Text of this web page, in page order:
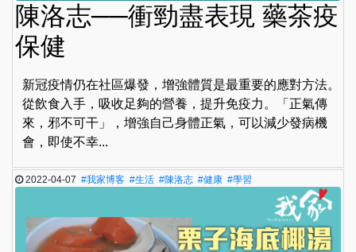
陳洛志──衝勁盡表現 藥茶疫
保健
新冠疫情仍在社區爆發，增強體質是最重要的應對方法。
從飲食入手，吸收足夠的營養，提升免疫力。「正氣傳
來，邪不可干」，增強自己身體正氣，可以減少發病機
會，即使不幸...
2022-04-07#我家博客 #生活 #陳洛志 #健康 #學習